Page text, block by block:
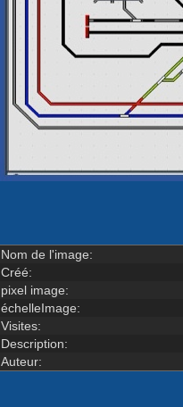
Nom de l'image:
Créé:
pixel image:
échelleImage:
Visites:
Description:
Auteur: